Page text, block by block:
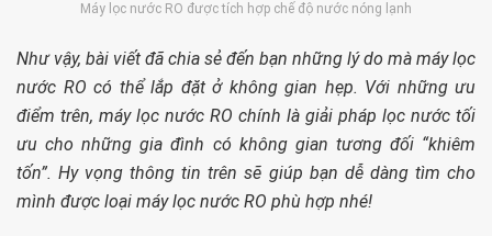
Máy lọc nước RO được tích hợp chế độ nước nóng lạnh
Như vậy, bài viết đã chia sẻ đến bạn những lý do mà máy lọc
nước RO có thể lắp đặt ở không gian hẹp. Với những ưu
điểm trên, máy lọc nước RO chính là giải pháp lọc nước tối
ưu cho những gia đình có không gian tương đối “khiêm
tốn”. Hy vọng thông tin trên sẽ giúp bạn dễ dàng tìm cho
mình được loại máy lọc nước RO phù hợp nhé!